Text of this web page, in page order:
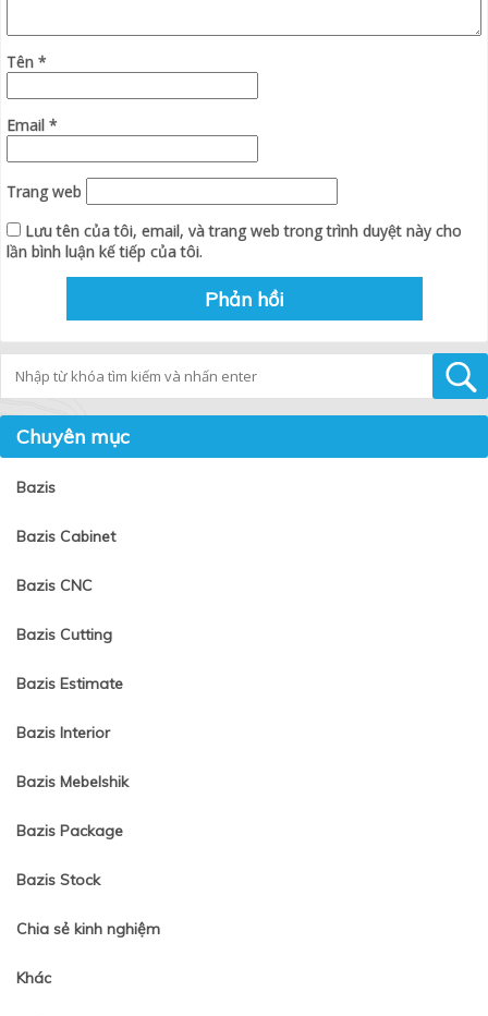
Tên *
Email *
Trang web
Lưu tên của tôi, email, và trang web trong trình duyệt này cho
lần bình luận kế tiếp của tôi.
Chuyên mục
Bazis
Bazis Cabinet
Bazis CNC
Bazis Cutting
Bazis Estimate
Bazis Interior
Bazis Mebelshik
Bazis Package
Bazis Stock
Chia sẻ kinh nghiệm
Khác